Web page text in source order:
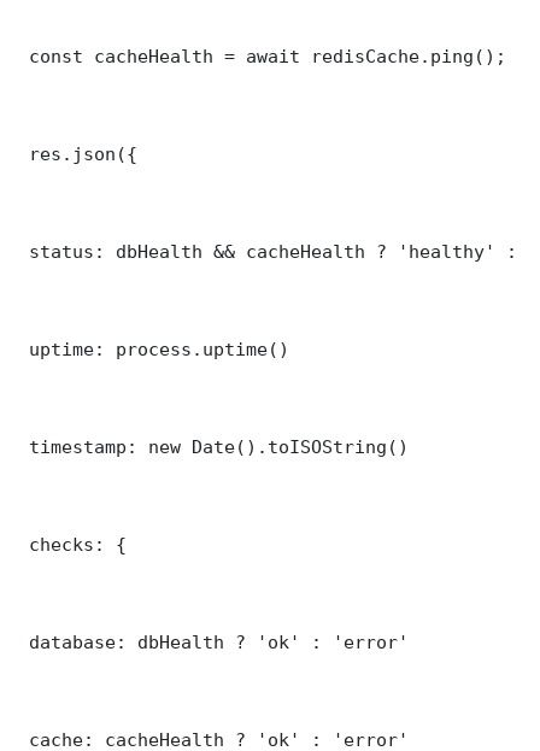
const cacheHealth = await redisCache.ping();
res.json({
status: dbHealth && cacheHealth ? 'healthy' :
uptime: process.uptime()
timestamp: new Date().toISOString()
checks: {
database: dbHealth ? 'ok' : 'error'
cache: cacheHealth ? 'ok' : 'error'